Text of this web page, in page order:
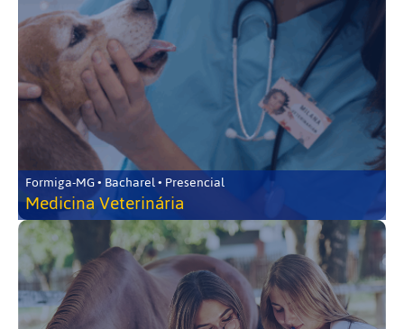
Formiga-MG • Bacharel • Presencial
Medicina Veterinária